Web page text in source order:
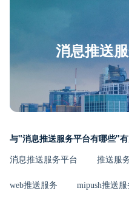
消息推送
与"消息推送服务平台有哪些"
消息推送服务平台 推送服
web推送服务 mipush推送服